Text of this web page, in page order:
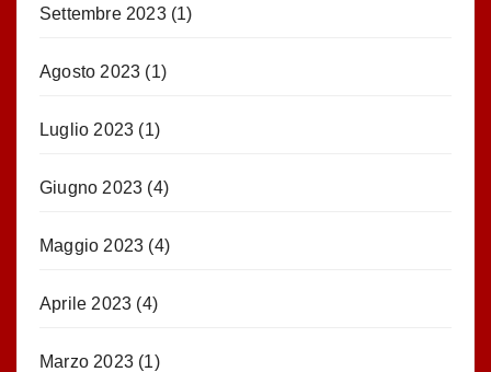
Settembre 2023(1)
Agosto 2023 (1)
Luglio 2023 (1)
Giugno 2023 (4)
Maggio 2023 (4)
Aprile 2023 (4)
Marzo 2023 (1)